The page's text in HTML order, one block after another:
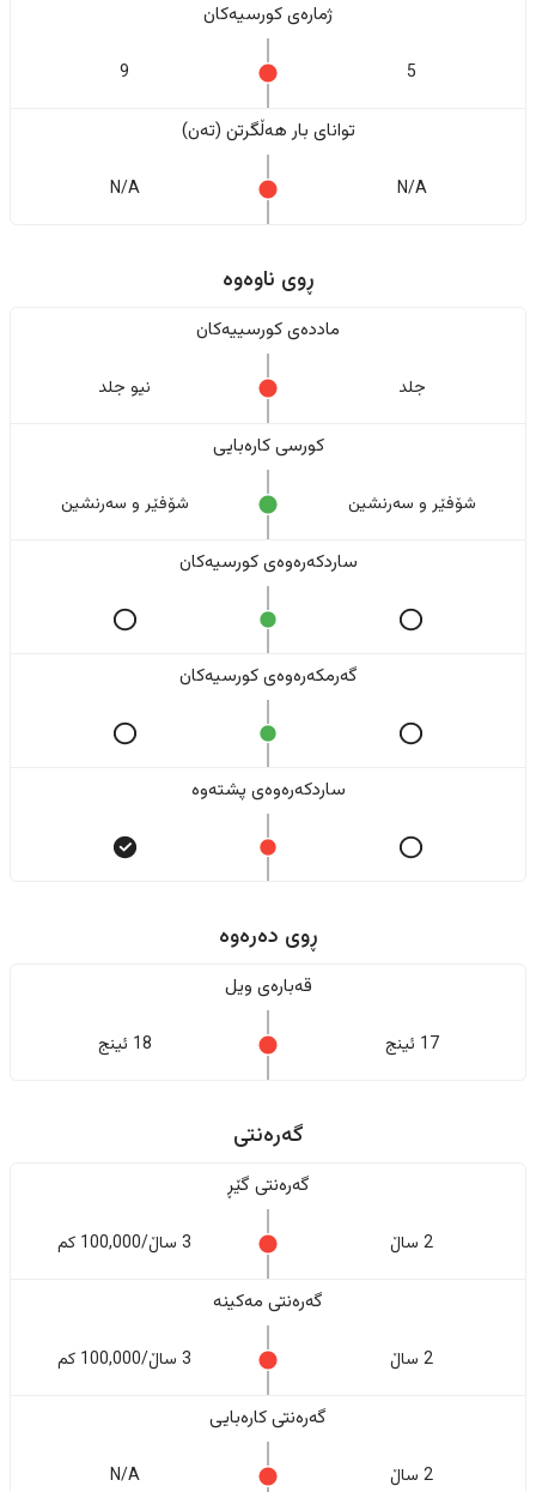
ژمارەی کورسیەکان
5
9
تواناى بار هەڵگرتن (تەن)
N/A
N/A
ڕوی ناوەوە
ماددەی کورسییەکان
جلد نیو جلد
کورسی کارەبایی
شۆفێر و سەرنشین شۆفێر و سەرنشین
ساردکەرەوەی کورسیەکان
گەرمکەرەوەی کورسیەکان
ساردکەرەوەی پشتەوە
ڕوی دەرەوە
قەبارەی ویل
17 ئینج 18 ئینج
گەرەنتی
گەرەنتی گێڕ
2 ساڵ 3 ساڵ/100,000 کم
گەرەنتی مەکینە
2 ساڵ 3 ساڵ/100,000 کم
گەرەنتی کارەبایی
2 ساڵ N/A